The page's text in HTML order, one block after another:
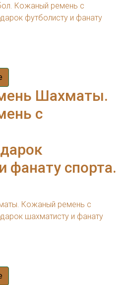
Шахматы.
с
фанату спорта.